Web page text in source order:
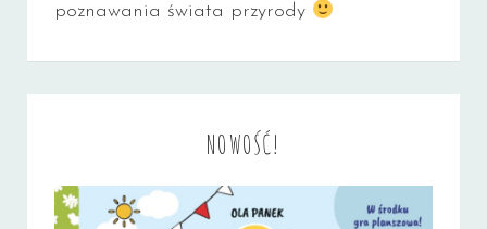
poznawania świata przyrody
NOWOŚĆ!